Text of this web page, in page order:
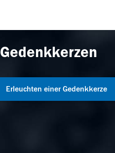
Gedenkkerzen
Erleuchten einer Gedenkkerze